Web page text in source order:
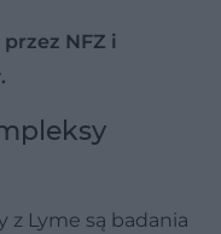
NFZ i
z Lyme są badania